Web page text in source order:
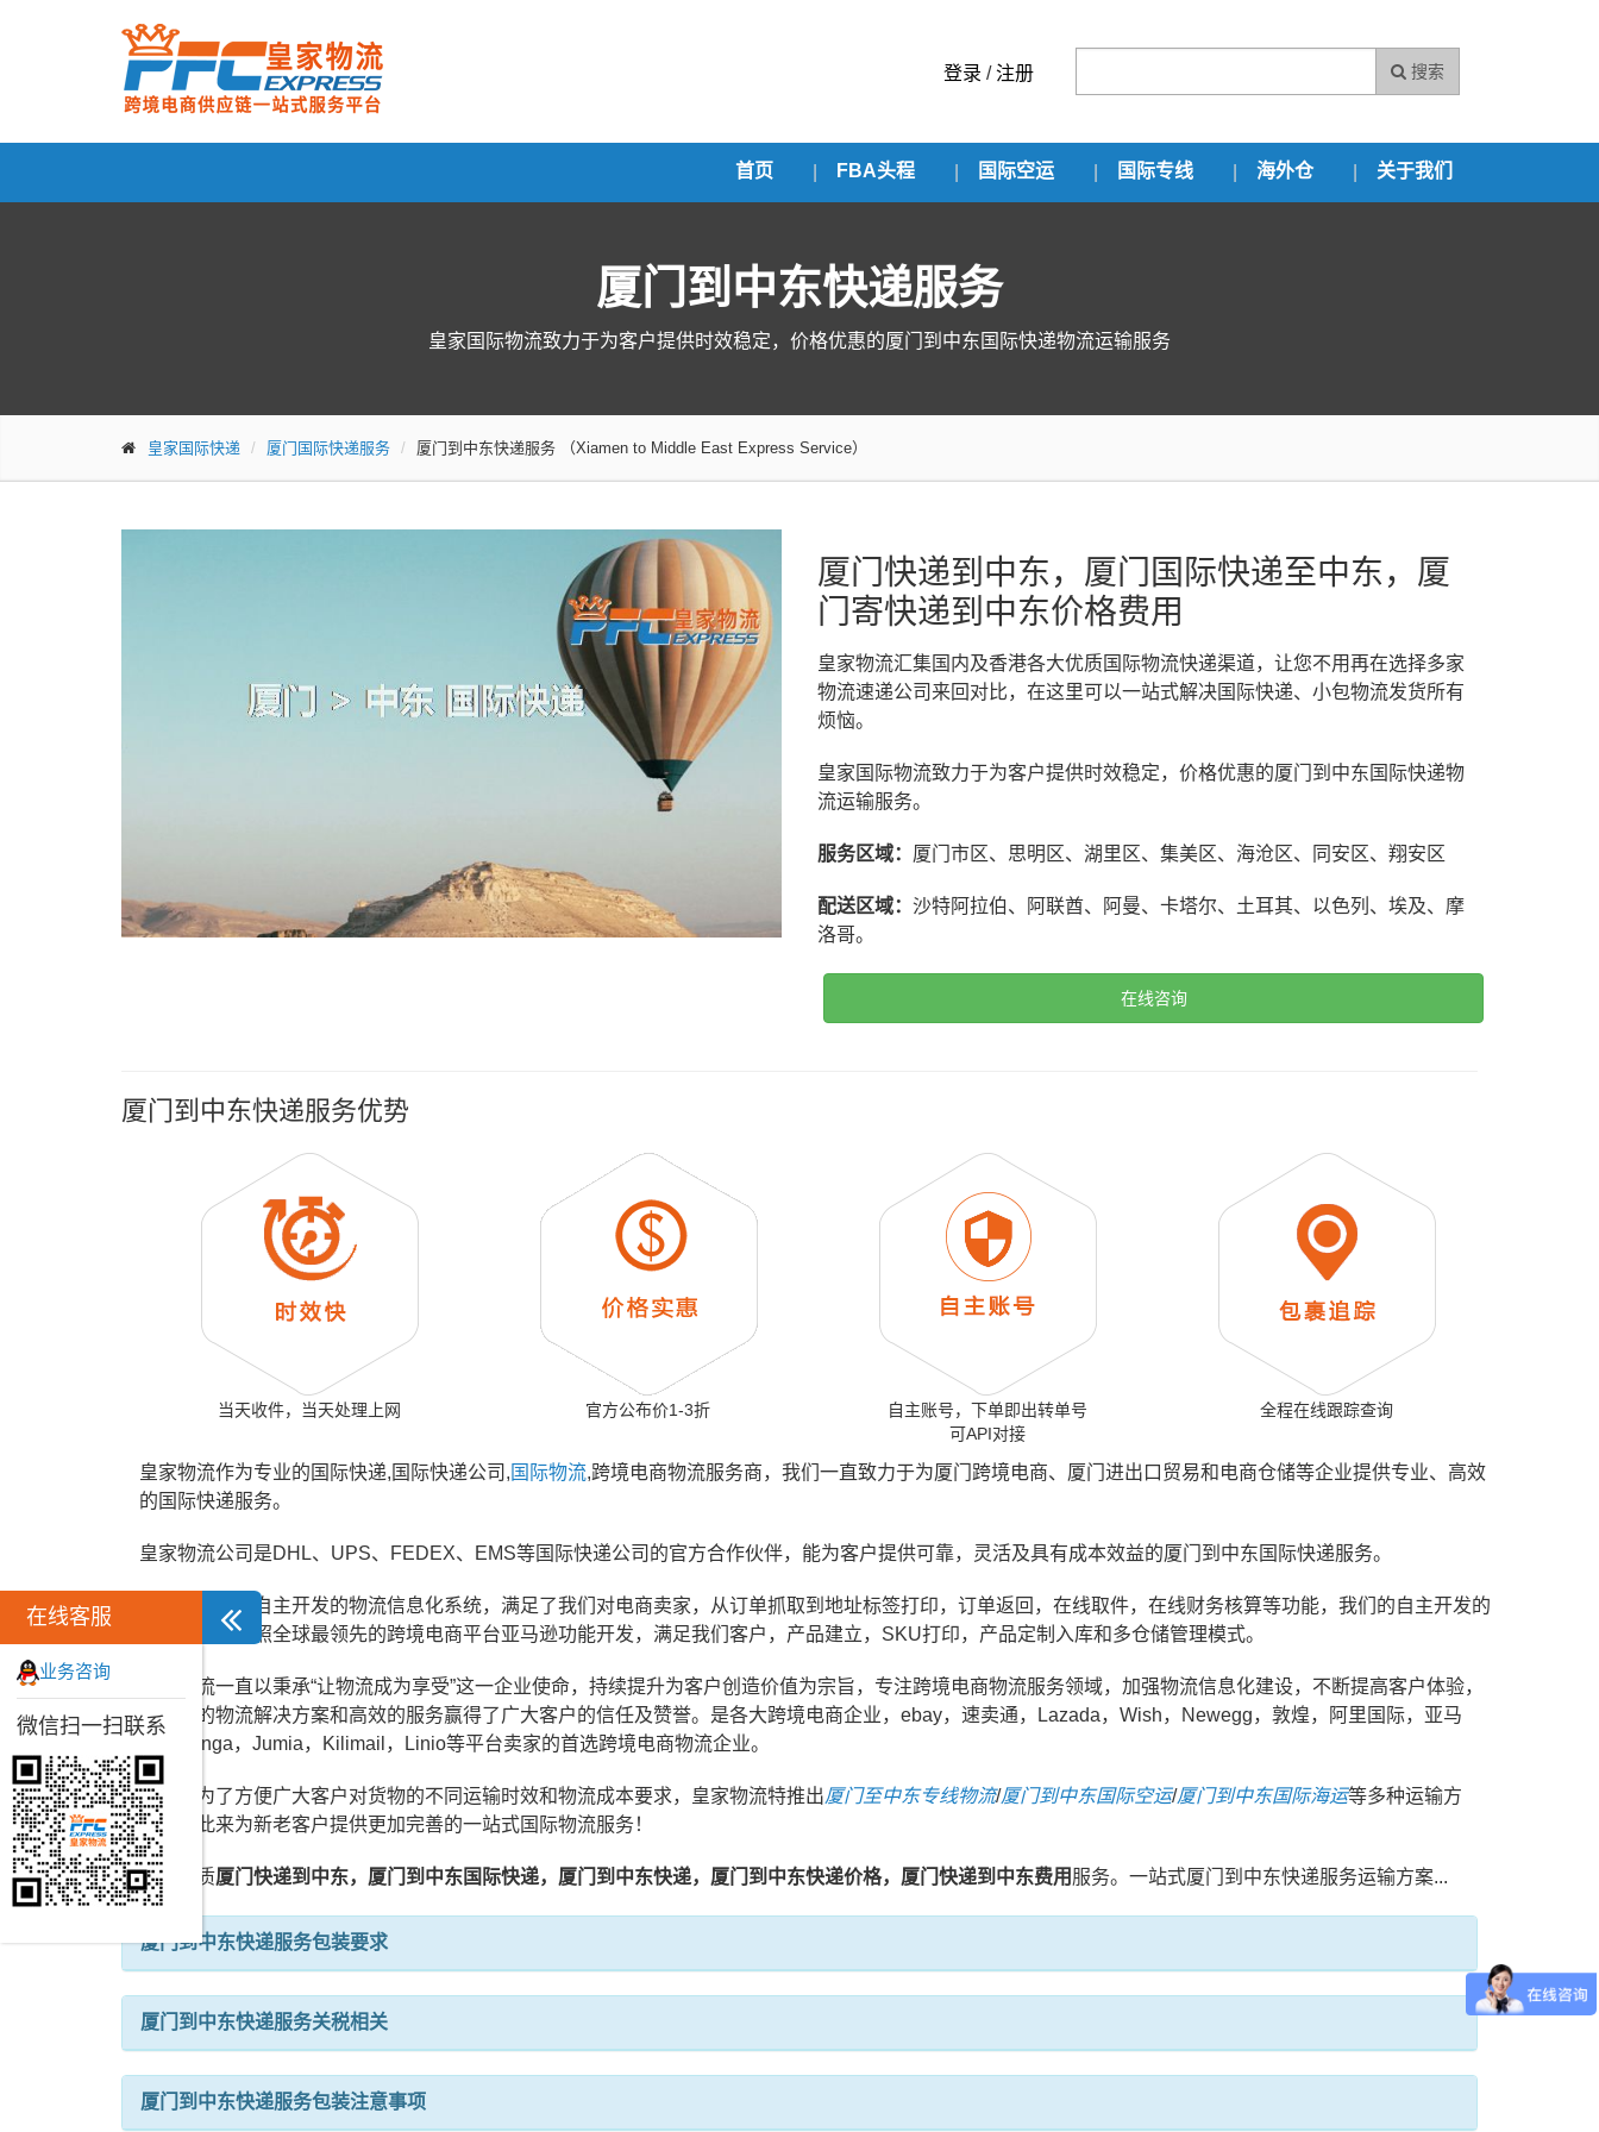
搜索
登录 /注册
首页 FBA头程 国际空运 国际专线 海外仓 关于我们
厦门到中东快递服务
皇家国际物流致力于为客户提供时效稳定，价格优惠的厦门到中东国际快递物流运输服务
皇家国际快递 厦门国际快递服务 厦门到中东快递服务 （Xiamen to Middle East Express Service）
厦门快递到中东，厦门国际快递至中东，厦
门寄快递到中东价格费用
皇家物流汇集国内及香港各大优质国际物流快递渠道，让您不用再在选择多家
物流速递公司来回对比，在这里可以一站式解决国际快递、小包物流发货所有
烦恼。
皇家国际物流致力于为客户提供时效稳定，价格优惠的厦门到中东国际快递物
流运输服务。
服务区域： 厦门市区、思明区、湖里区、集美区、海沧区、同安区、翔安区
配送区域： 沙特阿拉伯、阿联酋、阿曼、卡塔尔、土耳其、以色列、埃及、摩
洛哥。
在线咨询
厦门到中东快递服务优势
当天收件，当天处理上网 官方公布价1-3折
自主账号，下单即出转单号
可API对接
全程在线跟踪查询
皇家物流作为专业的国际快递,国际快递公司, 国际物流,跨境电商物流服务商，我们一直致力于为厦门跨境电商、厦门进出口贸易和电商仓储等企业提供专业、高效
的国际快递服务。
皇家物流公司是DHL、UPS、FEDEX、EMS等国际快递公司的官方合作伙伴，能为客户提供可靠，灵活及具有成本效益的厦门到中东国际快递服务。
皇家物流拥有自主开发的物流信息化系统，满足了我们对电商卖家，从订单抓取到地址标签打印，订单返回，在线取件，在线财务核算等功能，我们的自主开发的
仓储系统，按照全球最领先的跨境电商平台亚马逊功能开发，满足我们客户，产品建立，SKU打印，产品定制入库和多仓储管理模式。
皇家物流一直以秉承“让物流成为享受”这一企业使命，持续提升为客户创造价值为宗旨，专注跨境电商物流服务领域，加强物流信息化建设，不断提高客户体验，
用专业的物流解决方案和高效的服务赢得了广大客户的信任及赞誉。是各大跨境电商企业，ebay，速卖通，Lazada，Wish，Newegg，敦煌，阿里国际，亚马
逊，Konga，Jumia，Kilimail，Linio等平台卖家的首选跨境电商物流企业。
同时，为了方便广大客户对货物的不同运输时效和物流成本要求，皇家物流特推出厦门至中东专线物流/厦门到中东国际空运/厦门到中东国际海运等多种运输方
式，以此来为新老客户提供更加完善的一站式国际物流服务！
皇家优质厦门快递到中东，厦门到中东国际快递，厦门到中东快递，厦门到中东快递价格，厦门快递到中东费用 服务。一站式厦门到中东快递服务运输方案...
厦门到中东快递服务包装要求
厦门到中东快递服务关税相关
厦门到中东快递服务包装注意事项
在线客服
业务咨询
微信扫一扫联系